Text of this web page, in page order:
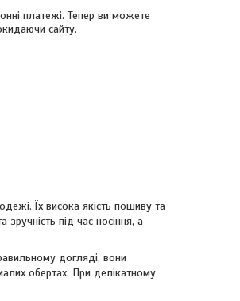
платежі. Тепер ви можете
сайту.
Їх висока якість пошиву та
під час носіння, а
догляді, вони
обертах. При делікатному